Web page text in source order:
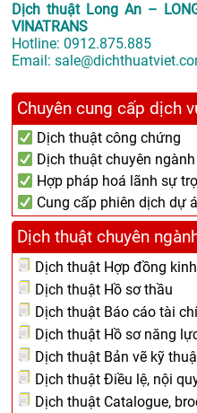
Dịch thuật Long An –
VINATRANS
Hotline: 0912.875.885
Email:
Chuyên cung cấp dịch
Dịch thuật công chứng
Dịch thuật chuyên ngành
Hợp pháp hoá lãnh sự
Cung cấp phiên dịch dự
Dịch thuật chuyên
Dịch thuật Hợp đồng
Dịch thuật Hồ sơ thầu
Dịch thuật Báo cáo tài
Dịch thuật Hồ sơ năng
Dịch thuật Bản vẽ kỹ
Dịch thuật Điều lệ, nội
Dịch thuật Catalogue,